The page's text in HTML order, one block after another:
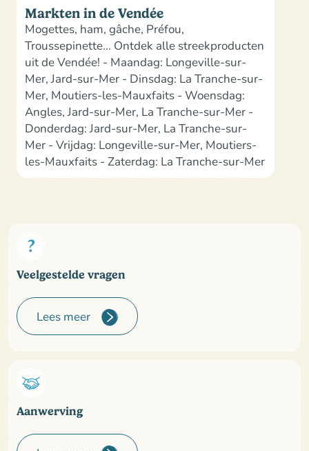
Markten in de Vendée
Mogettes, ham, gâche, Préfou,
Troussepinette... Ontdek alle streekproducten
uit de Vendée! - Maandag: Longeville-sur-
Mer, Jard-sur-Mer - Dinsdag: La Tranche-sur-
Mer, Moutiers-les-Mauxfaits - Woensdag:
Angles, Jard-sur-Mer, La Tranche-sur-Mer -
Donderdag: Jard-sur-Mer, La Tranche-sur-
Mer - Vrijdag: Longeville-sur-Mer, Moutiers-
les-Mauxfaits - Zaterdag: La Tranche-sur-Mer
Veelgestelde vragen
Lees meer
Aanwerving